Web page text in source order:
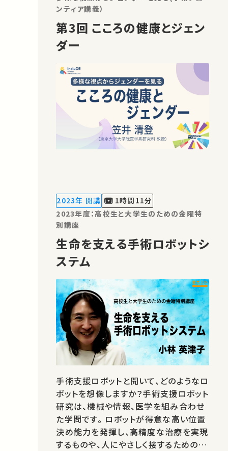
ンティア講義）
第3回 こころの健康とジェン
ダー
2023年 開講
1時間11分
2023年度：高校生と大学生のための金曜特
別講座
生命を支える手術ロボットシ
ステム
手術支援ロボットと聞いて、どのようなロ
ボットを想像しますか？手術支援ロボット
研究は、機械や情報、医学を組み合わせ
た学問です。 ロボットが得意な高い位置
決め能力を発揮し、高精度な治療を実現
するものや、人にやさしく接するための安